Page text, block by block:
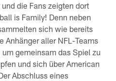
die Fans zeigten dort
is Family! Denn neben
sich wie bereits
Anhänger aller NFL-Teams
gemeinsam das Spiel zu
und sich über American
Abschluss eines